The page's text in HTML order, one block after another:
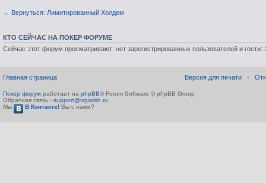
← Вернуться: Лимитированный Холдем
КТО СЕЙЧАС НА ПОКЕР ФОРУМЕ
Сейчас этот форум просматривают: нет зарегистрированных пользователей и гости:
Главная страница •
Версия для печати
Покер форум работает на phpBB® Forum Software © phpBB Group
Обратная связь - support@vigorish.ru
Мы
В Контакте! Вы с нами?